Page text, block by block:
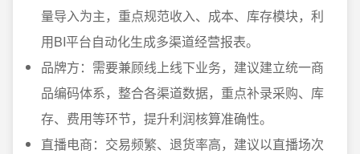
量导入为主，重点规范收入、成本、库存模块，利
用BI平台自动化生成多渠道经营报表。
品牌方：需要兼顾线上线下业务，建议建立统一商
品编码体系，整合各渠道数据，重点补录采购、库
存、费用等环节，提升利润核算准确性。
直播电商：交易频繁、退货率高，建议以直播场次